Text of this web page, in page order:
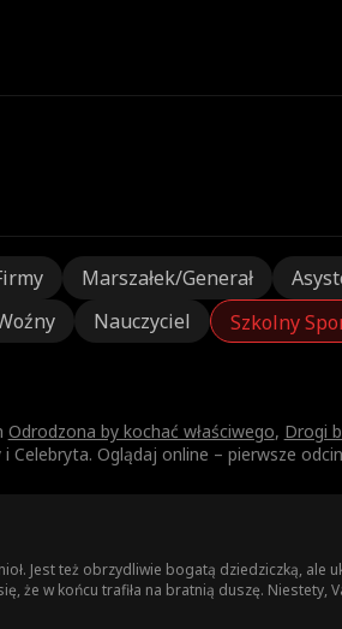
Marszałek/Generał
Nauczyciel Szkolny
Odrodzona by kochać właściwego, Drogi
Oglądaj online – pierwsze
Jest też obrzydliwie bogatą dziedziczką, ale
że w końcu trafiła na bratnią duszę. Niestety,